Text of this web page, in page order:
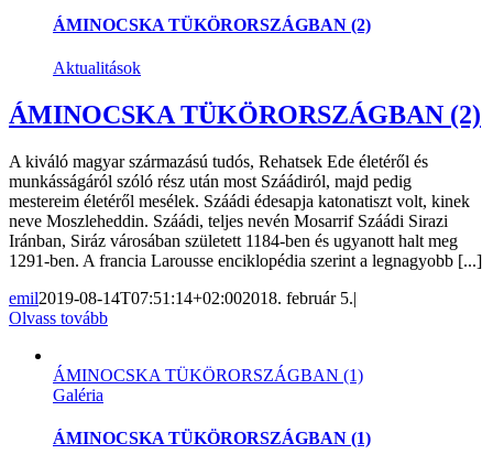
ÁMINOCSKA TÜKÖRORSZÁGBAN (2)
Aktualitások
ÁMINOCSKA TÜKÖRORSZÁGBAN (2)
A kiváló magyar származású tudós, Rehatsek Ede életéről és
munkásságáról szóló rész után most Száádiról, majd pedig
mestereim életéről mesélek. Száádi édesapja katonatiszt volt, kinek
neve Moszleheddin. Száádi, teljes nevén Mosarrif Száádi Sirazi
Iránban, Siráz városában született 1184-ben és ugyanott halt meg
1291-ben. A francia Larousse enciklopédia szerint a legnagyobb [...]
emil2019-08-14T07:51:14+02:002018. február 5.|
Olvass tovább
ÁMINOCSKA TÜKÖRORSZÁGBAN (1)
Galéria
ÁMINOCSKA TÜKÖRORSZÁGBAN (1)